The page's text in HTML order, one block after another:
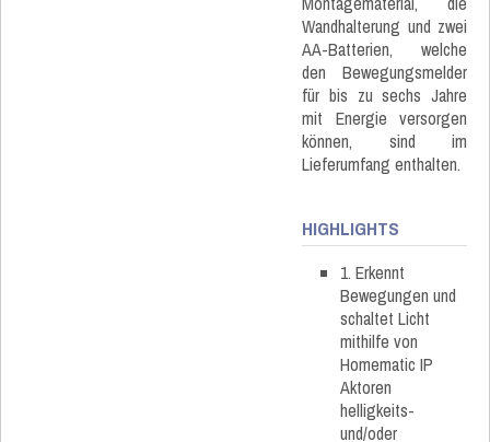
Wandhalterung und zwei
AA-Batterien, welche
den Bewegungsmelder
für bis zu sechs Jahre
mit Energie versorgen
können, sind im
Lieferumfang enthalten.
HIGHLIGHTS
1. Erkennt
Bewegungen und
schaltet Licht
mithilfe von
Homematic IP
Aktoren
helligkeits-
und/oder